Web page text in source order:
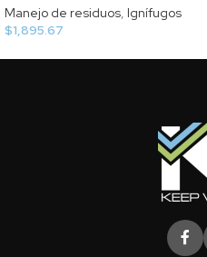
Manejo de residuos, Ignífugos
$1,895.67